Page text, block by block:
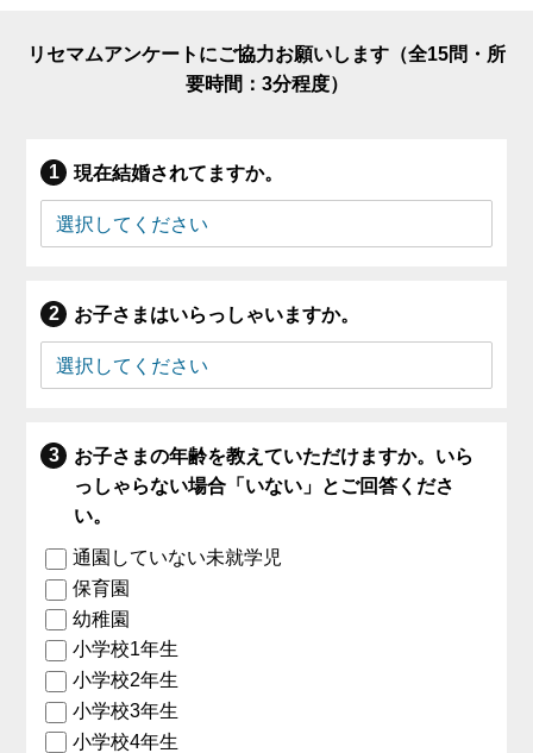
リセマムアンケートにご協力お願いします（全15問・所
要時間：3分程度）
現在結婚されてますか。
お子さまはいらっしゃいますか。
お子さまの年齢を教えていただけますか。いら
っしゃらない場合「いない」とご回答くださ
い。
通園していない未就学児
保育園
幼稚園
小学校1年生
小学校2年生
小学校3年生
小学校4年生